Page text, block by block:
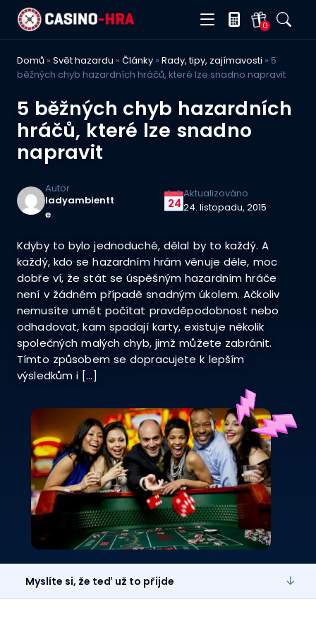
0
Domů » Svět hazardu » Články » Rady, tipy, zajímavosti » 5
běžných chyb hazardních hráčů, které lze snadno napravit
5 běžných chyb hazardních
hráčů, které lze snadno
napravit
Autor
ladyambientt
e
24
Aktualizováno
24. listopadu, 2015
Kdyby to bylo jednoduché, dělal by to každý. A
každý, kdo se hazardním hrám věnuje déle, moc
dobře ví, že stát se úspěšným hazardním hráče
není v žádném případě snadným úkolem. Ačkoliv
nemusíte umět počítat pravděpodobnost nebo
odhadovat, kam spadají karty, existuje několik
společných malých chyb, jimž můžete zabránit.
Tímto způsobem se dopracujete k lepším
výsledkům i […]
Myslíte si, že teď už to přijde